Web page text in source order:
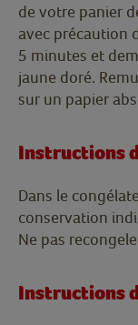
de votre panier
avec précaution
5 minutes et
jaune doré.
sur un papier
Instructions
Dans le
conservation
Ne pas
Instructions